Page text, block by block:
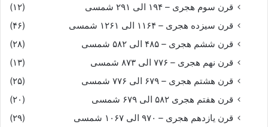
قرن سوم هجری – ۱۹۴ الی ۲۹۱ شمسی
(۱۲)
قرن سیزده هجری – ۱۱۶۴ الی ۱۲۶۱ شمسی
(۴۶)
قرن ششم هجری – ۴۸۵ الی ۵۸۲ شمسی
(۲۸)
قرن نهم هجری – ۷۷۶ الی ۸۷۳ شمسی
(۱۳)
قرن هشتم هجری – ۶۷۹ الی ۷۷۶ شمسی
(۲۵)
قرن هفتم هجری ۵۸۲ الی ۶۷۹ شمسی
(۲۰)
قرن یازدهم هجری – ۹۷۰ الی ۱۰۶۷ شمسی
(۲۹)